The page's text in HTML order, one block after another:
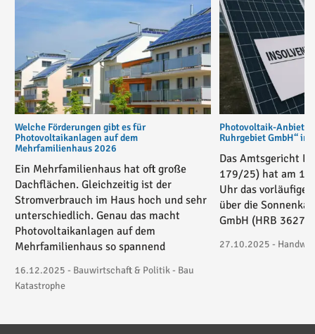
Welche Förderungen gibt es für
Photovoltaikanlagen auf dem
Mehrfamilienhaus 2026
Ein Mehrfamilienhaus hat oft große
Dachflächen. Gleichzeitig ist der
Stromverbrauch im Haus hoch und sehr
unterschiedlich. Genau das macht
Photovoltaikanlagen auf dem
Mehrfamilienhaus so spannend
16.12.2025 - Bauwirtschaft & Politik - Bau
Katastrophe
Photovoltaik-Anbieter
Ruhrgebiet GmbH“ in
Das Amtsgericht
179/25) hat am
Uhr das vorläufige
über die
GmbH (HRB
27.10.2025 -